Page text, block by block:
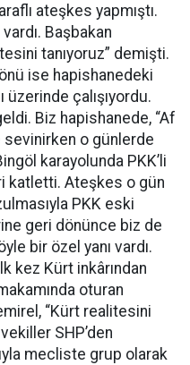
ateşkes yapmıştı.
Başbakan
tanıyoruz” demişti.
ise hapishanedeki
üzerinde çalışıyordu.
Biz hapishanede, “Af
sevinirken o günlerde
karayolunda PKK’li
katletti. Ateşkes o gün
PKK eski
geri dönünce biz de
bir özel yanı vardı.
kez Kürt inkârından
oturan
“Kürt realitesini
SHP’den
mecliste grup olarak